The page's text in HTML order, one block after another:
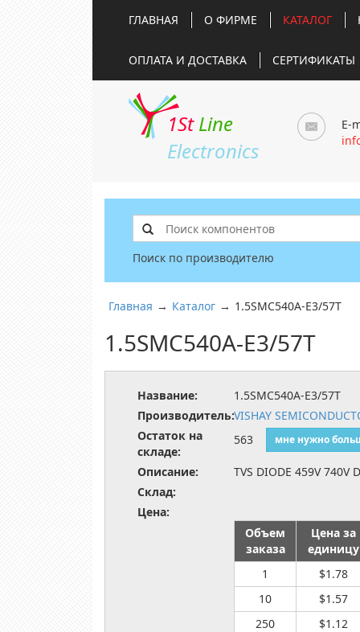
ГЛАВНАЯ О ФИРМЕ КАТАЛОГ
ОПЛАТА И ДОСТАВКА СЕРТИФИКАТЫ
1St Line
Electronics
E-
Поиск по производителю
Главная → Каталог → 1.5SMC540A-E3/57T
1.5SMC540A-E3/57T
Название:
1.5SMC540A-E3/57T
Производитель:VISHAY
Остаток на
складе:
563 мне нужно
Описание:
TVS DIODE 459V 740V
Склад:
Цена:
Объем
заказа
Цена за
единицу
1
$1.78
10
$1.57
250
$1.12